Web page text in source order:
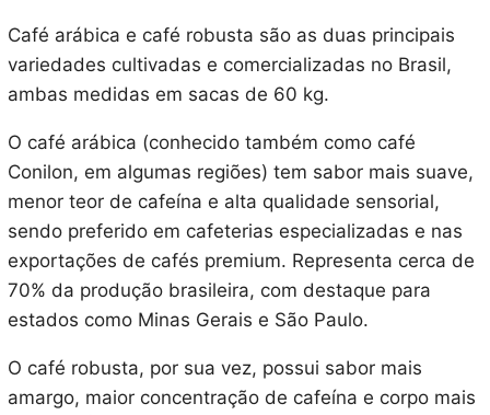
Café arábica e café robusta são as duas principais
variedades cultivadas e comercializadas no Brasil,
ambas medidas em sacas de 60 kg.
O café arábica (conhecido também como café
Conilon, em algumas regiões) tem sabor mais suave,
menor teor de cafeína e alta qualidade sensorial,
sendo preferido em cafeterias especializadas e nas
exportações de cafés premium. Representa cerca de
70% da produção brasileira, com destaque para
estados como Minas Gerais e São Paulo.
O café robusta, por sua vez, possui sabor mais
amargo, maior concentração de cafeína e corpo mais